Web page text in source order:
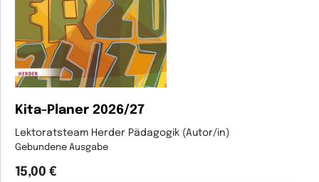
Kita-Planer 2026/27
Lektoratsteam Herder Pädagogik (Autor/in)
Gebundene Ausgabe
15,00 €